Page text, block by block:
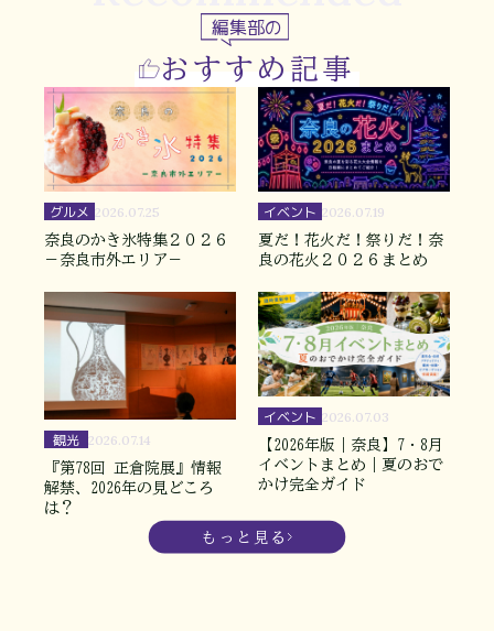
編集部の
おすすめ記事
グルメ 2026.07.25
奈良のかき氷特集２０２６
－奈良市外エリア－
イベント 2026.07.19
夏だ！花火だ！祭りだ！奈
良の花火２０２６まとめ
観光 2026.07.14
『第78回 正倉院展』情報
解禁、2026年の見どころ
は？
イベント 2026.07.03
【2026年版｜奈良】7・8月
イベントまとめ｜夏のおで
かけ完全ガイド
もっと見る